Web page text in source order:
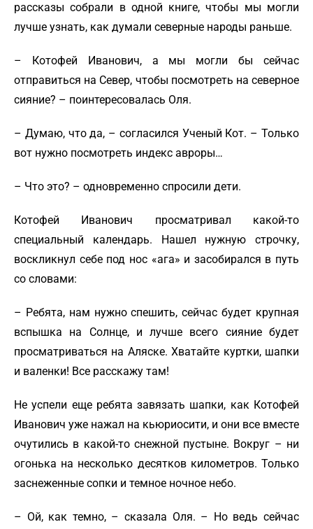
рассказы собрали в одной книге, чтобы мы могли
лучше узнать, как думали северные народы раньше.
– Котофей Иванович, а мы могли бы сейчас
отправиться на Север, чтобы посмотреть на северное
сияние? – поинтересовалась Оля.
– Думаю, что да, – согласился Ученый Кот. – Только
вот нужно посмотреть индекс авроры…
– Что это? – одновременно спросили дети.
Котофей Иванович просматривал какой-то
специальный календарь. Нашел нужную строчку,
воскликнул себе под нос «ага» и засобирался в путь
со словами:
– Ребята, нам нужно спешить, сейчас будет крупная
вспышка на Солнце, и лучше всего сияние будет
просматриваться на Аляске. Хватайте куртки, шапки
и валенки! Все расскажу там!
Не успели еще ребята завязать шапки, как Котофей
Иванович уже нажал на кьюриосити, и они все вместе
очутились в какой-то снежной пустыне. Вокруг – ни
огонька на несколько десятков километров. Только
заснеженные сопки и темное ночное небо.
– Ой, как темно, – сказала Оля. – Но ведь сейчас